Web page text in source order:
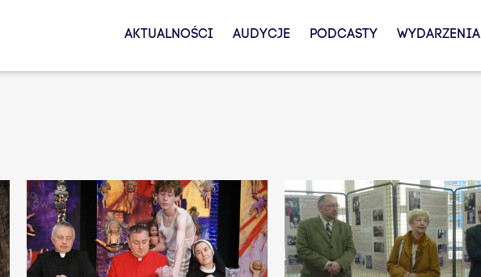
AKTUALNOŚCI AUDYCJE PODCASTY WYDARZENIA